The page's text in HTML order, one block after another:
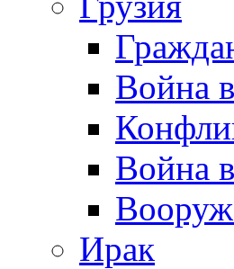
Война
Война
Ирак